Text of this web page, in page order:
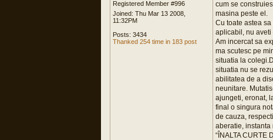
Registered Member #996
Joined: Thu Mar 13 2008,
11:32PM
Posts: 3434
Thanked 254 time in 183 post
cum se
masina peste el.
Cu toate astea
aplicabil, nu aveti
Am incercat sa
ma scutesc pe
situatia la
situatia nu se
abilitatea de a
neunitare.
ajungeti, eronat,
final o singura
de cauza,
aberatie, instanta
“ÎNALTA CURTE